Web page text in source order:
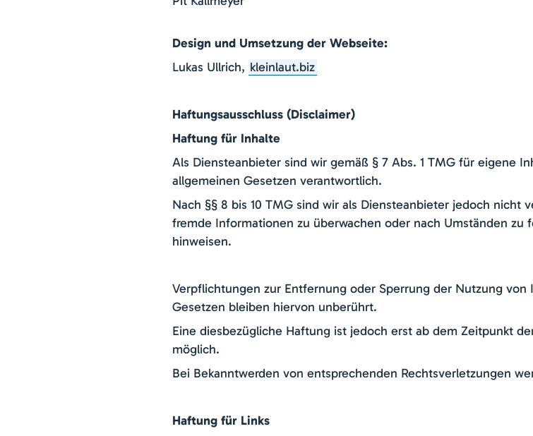
Design und Umsetzung der Webseite:
Lukas Ullrich, kleinlaut.biz
Haftungsausschluss (Disclaimer)
Haftung für Inhalte
Als Diensteanbieter sind wir gemäß § 7 Abs. 1 TMG für eigene
allgemeinen Gesetzen verantwortlich.
Nach §§ 8 bis 10 TMG sind wir als Diensteanbieter jedoch
fremde Informationen zu überwachen oder nach Umständen zu
hinweisen.
Verpflichtungen zur Entfernung oder Sperrung der Nutzung
Gesetzen bleiben hiervon unberührt.
Eine diesbezügliche Haftung ist jedoch erst ab dem Zeitpunkt
möglich.
Bei Bekanntwerden von entsprechenden Rechtsverletzungen
Haftung für Links